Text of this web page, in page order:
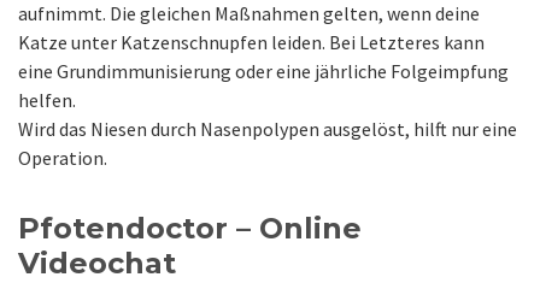
aufnimmt. Die gleichen Maßnahmen gelten, wenn deine
Katze unter Katzenschnupfen leiden. Bei Letzteres kann
eine Grundimmunisierung oder eine jährliche Folgeimpfung
helfen.
Wird das Niesen durch Nasenpolypen ausgelöst, hilft nur eine
Operation.
Pfotendoctor – Online
Videochat